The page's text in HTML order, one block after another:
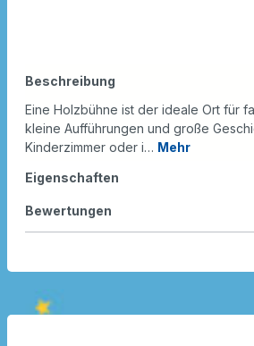
Beschreibung
Eine Holzbühne ist der ideale Ort für
kleine Aufführungen und große
Kinderzimmer oder i… Mehr
Eigenschaften
Bewertungen